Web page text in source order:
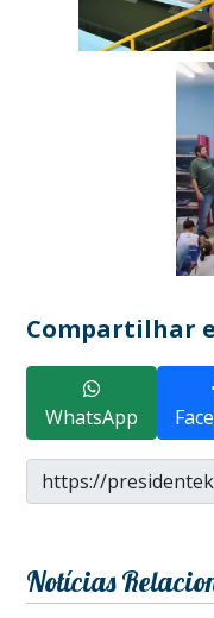
Compartilhar
WhatsApp
Notícias